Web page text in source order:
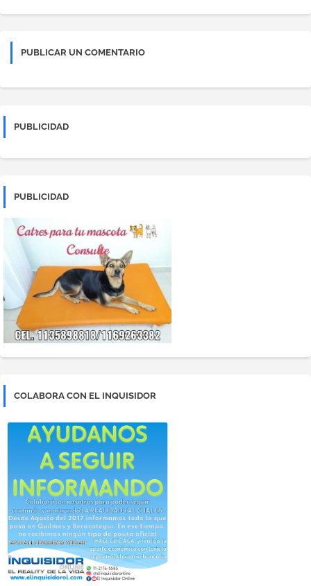
PUBLICAR UN COMENTARIO
PUBLICIDAD
PUBLICIDAD
COLABORA CON EL INQUISIDOR